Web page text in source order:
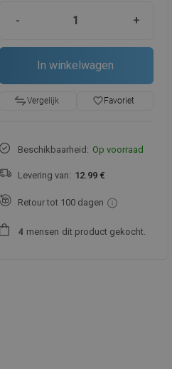
- +
In winkelwagen
Vergelijk favorite_borderFavoriet
Beschikbaarheid: Op voorraad
Levering van: 12.99 €
Retour tot 100 dagen
4 mensen dit product gekocht.